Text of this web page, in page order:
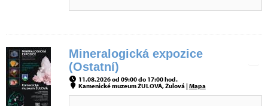
Mineralogická expozice
(Ostatní)
11.08.2026 od 09:00 do 17:00 hod.
Kamenické muzeum ŽULOVÁ, Žulová |Mapa